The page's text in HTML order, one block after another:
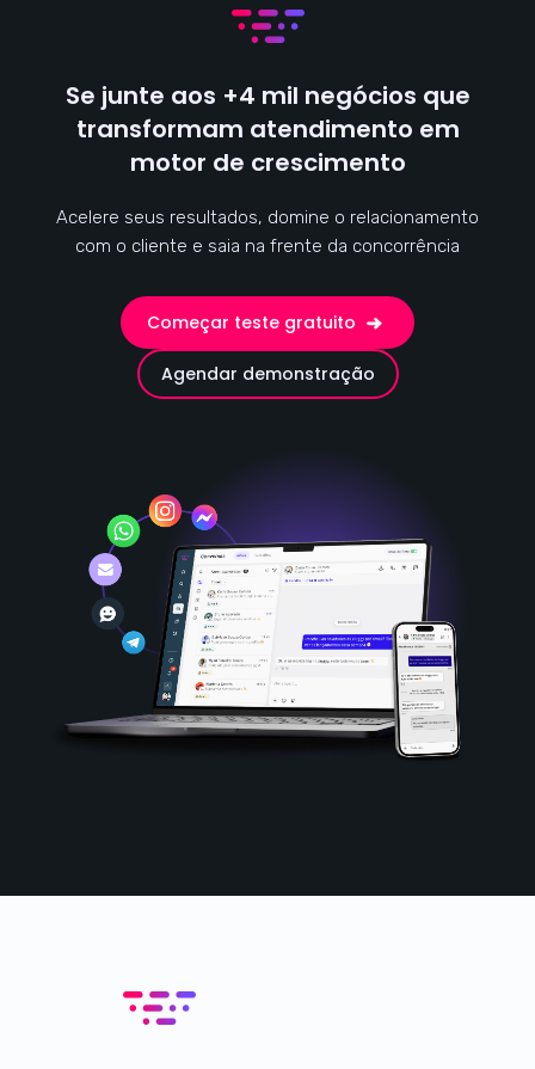
Se junte aos +4 mil negócios que
transformam atendimento em
motor de crescimento
Acelere seus resultados, domine o relacionamento
com o cliente e saia na frente da concorrência
Começar teste gratuito
Agendar demonstração